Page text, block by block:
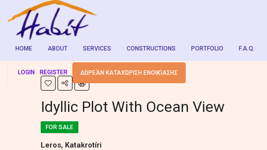
HOME ABOUT SERVICES CONSTRUCTIONS PORTFOLIO F.A.Q.
LOGIN REGISTER ΔΩΡΕΆΝ ΚΑΤΑΧΏΡΙΣΗ ΕΝΟΙΚΊΑΣΗΣ
Idyllic Plot With Ocean View
FOR SALE
Leros, Katakrotíri